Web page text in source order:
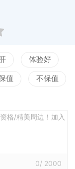
体验好
值 不保值
格/精美周边！加入
0/ 2000